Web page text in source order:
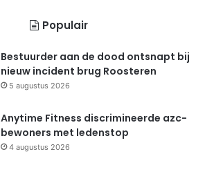
Populair
Bestuurder aan de dood ontsnapt bij
nieuw incident brug Roosteren
5 augustus 2026
Anytime Fitness discrimineerde azc-
bewoners met ledenstop
4 augustus 2026